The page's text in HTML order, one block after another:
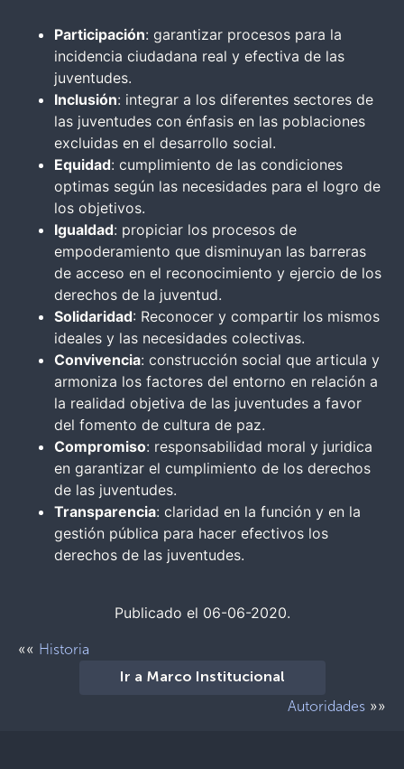
Participación: garantizar procesos para la
incidencia ciudadana real y efectiva de las
juventudes.
Inclusión: integrar a los diferentes sectores de
las juventudes con énfasis en las poblaciones
excluidas en el desarrollo social.
Equidad: cumplimiento de las condiciones
optimas según las necesidades para el logro de
los objetivos.
Igualdad: propiciar los procesos de
empoderamiento que disminuyan las barreras
de acceso en el reconocimiento y ejercio de los
derechos de la juventud.
Solidaridad: Reconocer y compartir los mismos
ideales y las necesidades colectivas.
Convivencia: construcción social que articula y
armoniza los factores del entorno en relación a
la realidad objetiva de las juventudes a favor
del fomento de cultura de paz.
Compromiso: responsabilidad moral y juridica
en garantizar el cumplimiento de los derechos
de las juventudes.
Transparencia: claridad en la función y en la
gestión pública para hacer efectivos los
derechos de las juventudes.
Publicado el 06-06-2020.
«« Historia
Ir a Marco Institucional
Autoridades »»